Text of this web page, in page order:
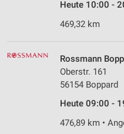
Heute 10:00 -
469,32 km
Rossmann
Oberstr. 161
56154 Boppard
Heute 09:00 -
476,89 km •
Erstellung von Profilen zur
Messung der Werbeleistung
Messung der Performance
Analyse von Zielgruppen